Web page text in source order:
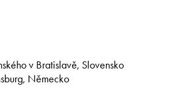
v Bratislavě, Slovensko
Německo